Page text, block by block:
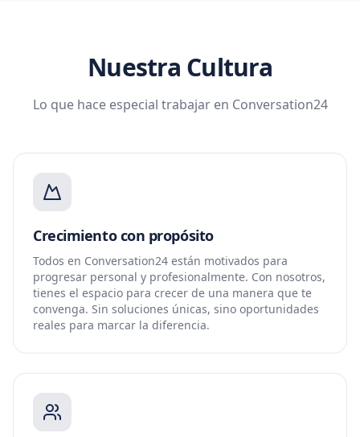
Nuestra Cultura
Lo que hace especial trabajar en Conversation24
Crecimiento con propósito
Todos en Conversation24 están motivados para
progresar personal y profesionalmente. Con nosotros,
tienes el espacio para crecer de una manera que te
convenga. Sin soluciones únicas, sino oportunidades
reales para marcar la diferencia.